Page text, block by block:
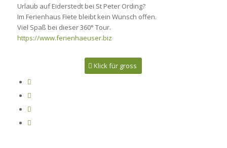
Urlaub auf Eiderstedt bei St Peter Ording?
Im Ferienhaus Fiete bleibt kein Wunsch offen.
Viel Spaß bei dieser 360° Tour.
https://www.ferienhaeuser.biz
Klick für gross